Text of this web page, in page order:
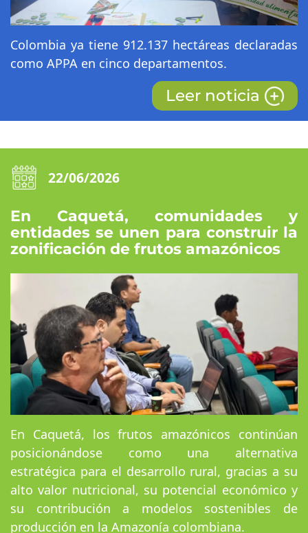
Colombia ya tiene 912.137 hectáreas declaradas
como APPA en cinco departamentos.
Leer noticia
22/06/2026
En Caquetá, comunidades y
entidades se unen para construir la
zonificación de frutos amazónicos
En Caquetá, los frutos amazónicos continúan
posicionándose como una alternativa
estratégica para el desarrollo rural, gracias a su
alto valor nutricional, su potencial económico y
su contribución a modelos sostenibles de
producción en la Amazonía colombiana.